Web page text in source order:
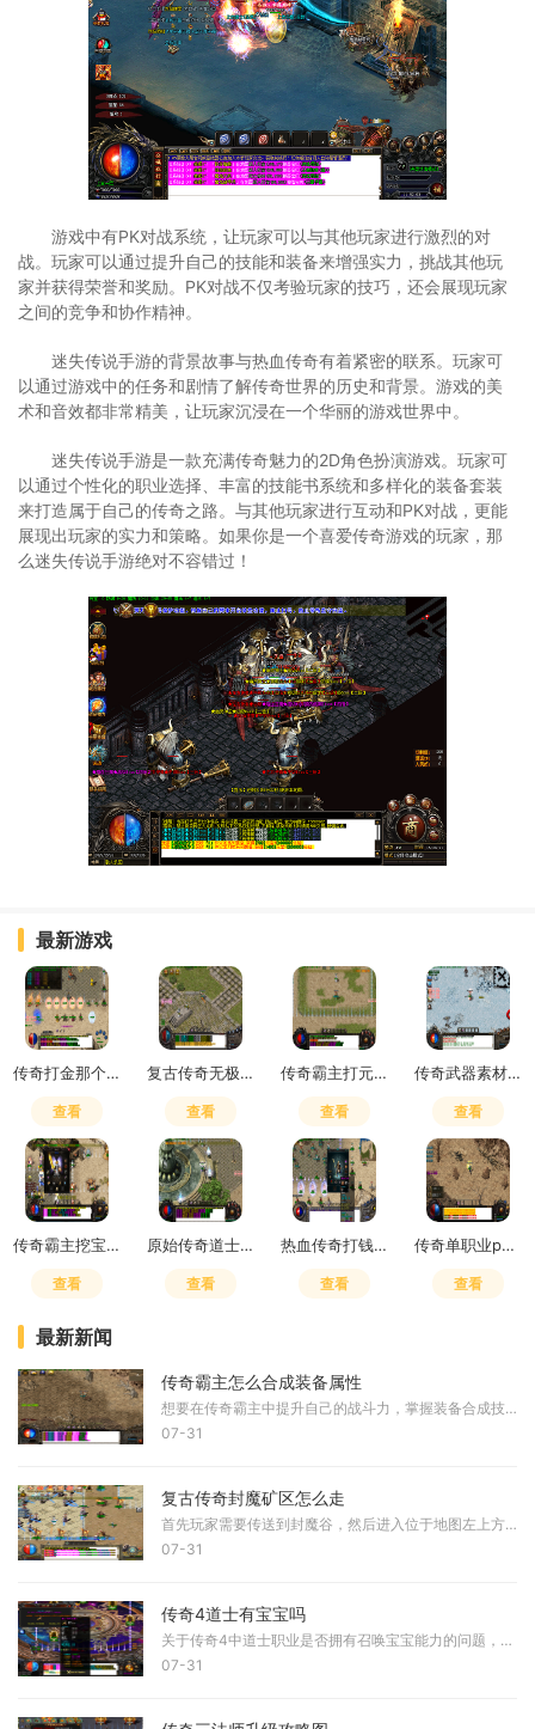
游戏中有PK对战系统，让玩家可以与其他玩家进行激烈的对
战。玩家可以通过提升自己的技能和装备来增强实力，挑战其他玩
家并获得荣誉和奖励。PK对战不仅考验玩家的技巧，还会展现玩家
之间的竞争和协作精神。
迷失传说手游的背景故事与热血传奇有着紧密的联系。玩家可
以通过游戏中的任务和剧情了解传奇世界的历史和背景。游戏的美
术和音效都非常精美，让玩家沉浸在一个华丽的游戏世界中。
迷失传说手游是一款充满传奇魅力的2D角色扮演游戏。玩家可
以通过个性化的职业选择、丰富的技能书系统和多样化的装备套装
来打造属于自己的传奇之路。与其他玩家进行互动和PK对战，更能
展现出玩家的实力和策略。如果你是一个喜爱传奇游戏的玩家，那
么迷失传说手游绝对不容错过！
最新游戏
传奇打金那个服好
查看
复古传奇无极真气有什么用
查看
传奇霸主打元宝买精灵划算不
查看
传奇武器素材600张多少钱
查看
传奇霸主挖宝技巧攻略图
查看
原始传奇道士学4级狗还是符
查看
热血传奇打钱攻略最新
查看
传奇单职业pk技巧
查看
最新新闻
传奇霸主怎么合成装备属性
想要在传奇霸主中提升自己的战斗力，掌握装备合成技巧是必不可少的一环。在合成装备前，我们需要先收集各种合成材料，这些材料可以通过完成任务、挑战BOSS、参与游戏活动等多种
07-31
复古传奇封魔矿区怎么走
首先玩家需要传送到封魔谷，然后进入位于地图左上方向的封魔矿区。封魔矿区是通往封魔殿的必经起始点，这个区域包含多个相连的地图，需要按照特定顺序通过。从封魔矿区出发，
07-31
传奇4道士有宝宝吗
关于传奇4中道士职业是否拥有召唤宝宝能力的问题，根据实际游戏设定来看，道士在传奇4中并未延续传统设定中的召唤能力。与早期版本相比，道士职业的核心技能发生了显著调整，其
07-31